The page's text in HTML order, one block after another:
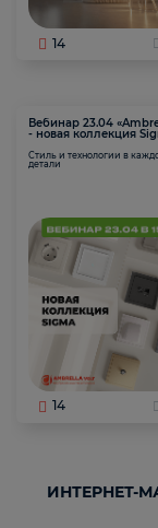
14
Вебинар 23.04
- новая коллекция
Стиль и технологии в
детали
14
ИНТЕРНЕТ-